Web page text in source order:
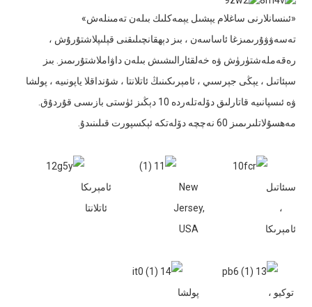
«ئىنسانلارنى ساغلام يېشىل يېمەكلىك بىلەن تەمىنلەش»
تەسەۋۋۇرىمىزغا ئاساسەن ، بىز دېھقانچىلىقنى قېلىپلاشتۇرۇش ،
رەقەملەشتۈرۈش ۋە خەلقئارالىشىش بىلەن داۋاملاشتۇرىمىز. بىز
سېئاتىل ، يېڭى جېرسىي ، ئامېرىكىنىڭ ئاتلانتا ، شۇنداقلا ياپونىيە ، پولشا
ۋە ئىسپانىيە قاتارلىق دۆلەتلەردە 10 دېڭىز ئۈستى بازىسى قۇردۇق.
مەھسۇلاتلىرىمىز 60 نەچچە دۆلەتكە ئېكسپورت قىلىنىدۇ.
سىئاتىل
،
ئامېرىكا
New
Jersey,
USA
ئامېرىكا
ئاتلانتا
توكيو ،
پولشا